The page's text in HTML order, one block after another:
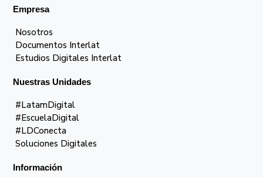
Empresa
Nosotros
Documentos Interlat
Estudios Digitales Interlat
Nuestras Unidades
#LatamDigital
#EscuelaDigital
#LDConecta
Soluciones Digitales
Información